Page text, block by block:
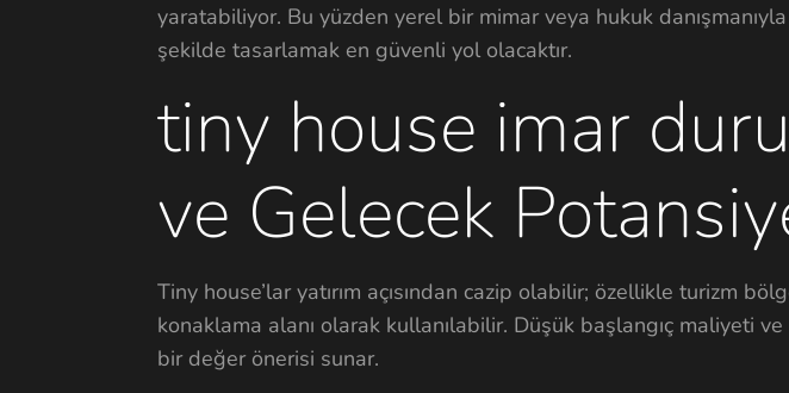
yaratabiliyor. Bu yüzden yerel bir mimar veya hukuk
şekilde tasarlamak en güvenli yol olacaktır.
tiny house imar
ve Gelecek
Tiny house’lar yatırım açısından cazip olabilir; özellikle turizm
konaklama alanı olarak kullanılabilir. Düşük başlangıç maliyeti
bir değer önerisi sunar.